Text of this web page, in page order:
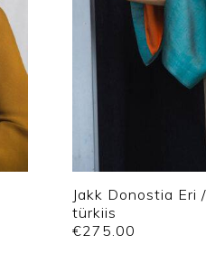
Jakk Donostia Eri
türkiis
€275.00